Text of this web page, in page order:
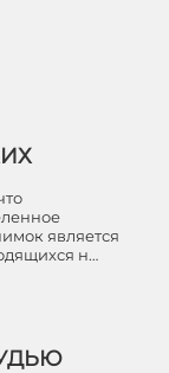
является
н…